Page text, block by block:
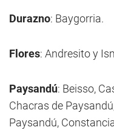
Durazno: Baygorria.
Flores: Andresito y
Paysandú: Beisso,
Chacras de
Paysandú,